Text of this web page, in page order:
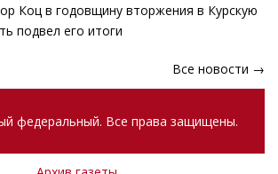
Коц в годовщину вторжения в Курскую
подвел его итоги
Все новости →
федеральный. Все права защищены.